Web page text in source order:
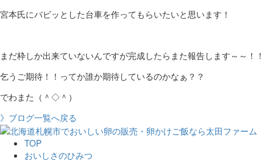
宮本氏にバビッとした台車を作ってもらいたいと思います！
まだ枠しか出来ていないんですが完成したらまた報告します～～！！
乞うご期待！！ってか誰か期待しているのかなぁ？？
でわまた（＾◇＾）
》ブログ一覧へ戻る
TOP
おいしさのひみつ